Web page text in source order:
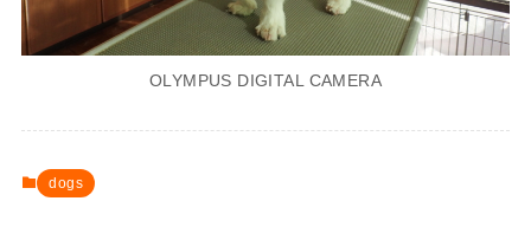
OLYMPUS DIGITAL CAMERA
dogs